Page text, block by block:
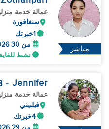
مباشر
عمالة خدمة
سنغافورة
1خبرتك
من 30 Sep 2026 | دوام كامل
نشط للغاية
Jennifer
- 38
عمالة خدمة
فيلبيني
4خبرتك
من 29 Jul 2026 | دوام كامل